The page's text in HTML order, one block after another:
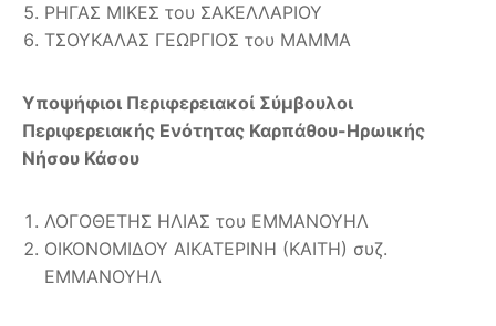
ΡΗΓΑΣ ΜΙΚΕΣ του ΣΑΚΕΛΛΑΡΙΟΥ
ΤΣΟΥΚΑΛΑΣ ΓΕΩΡΓΙΟΣ του ΜΑΜΜΑ
Υποψήφιοι Περιφερειακοί Σύμβουλοι
Περιφερειακής Ενότητας Καρπάθου-Ηρωικής
Νήσου Κάσου
ΛΟΓΟΘΕΤΗΣ ΗΛΙΑΣ του ΕΜΜΑΝΟΥΗΛ
ΟΙΚΟΝΟΜΙΔΟΥ ΑΙΚΑΤΕΡΙΝΗ (ΚΑΙΤΗ) συζ.
ΕΜΜΑΝΟΥΗΛ